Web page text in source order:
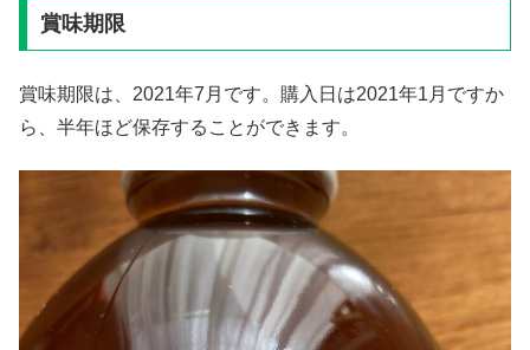
賞味期限
賞味期限は、2021年7月です。購入日は2021年1月ですか
ら、半年ほど保存することができます。